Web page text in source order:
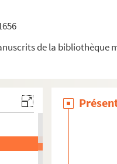
de la bibliothèque
de la S
Vierge